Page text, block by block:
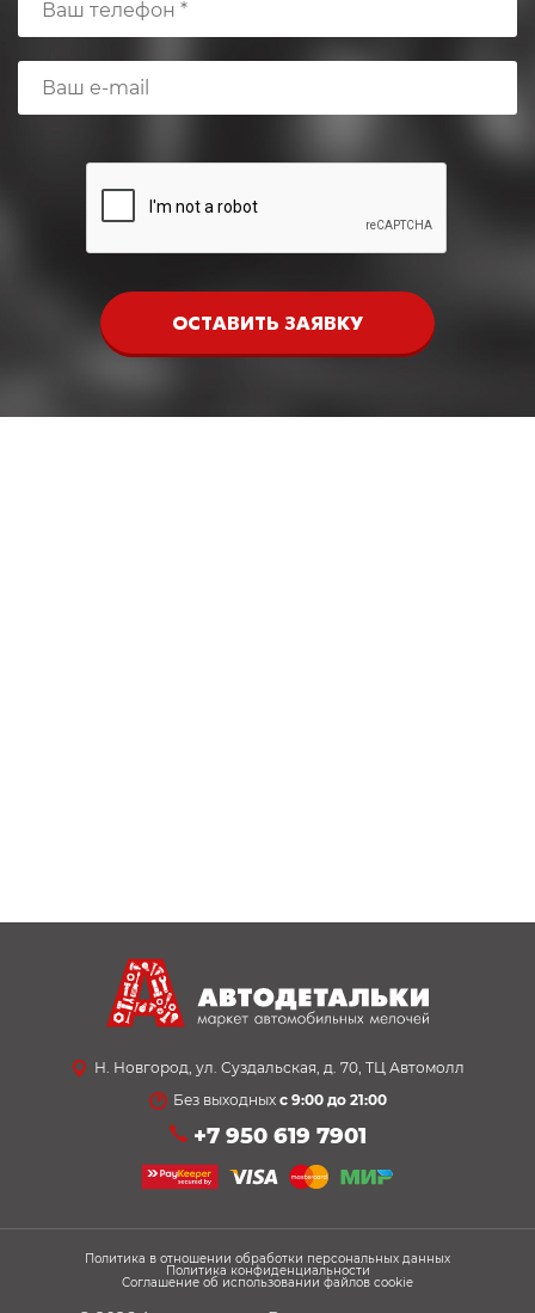
ОСТАВИТЬ ЗАЯВКУ
Н. Новгород, ул. Суздальская, д. 70, ТЦ Автомолл
Без выходных с 9:00 до 21:00
+7 950 619 7901
Политика в отношении обработки персональных данных
Политика конфиденциальности
Соглашение об использовании файлов cookie